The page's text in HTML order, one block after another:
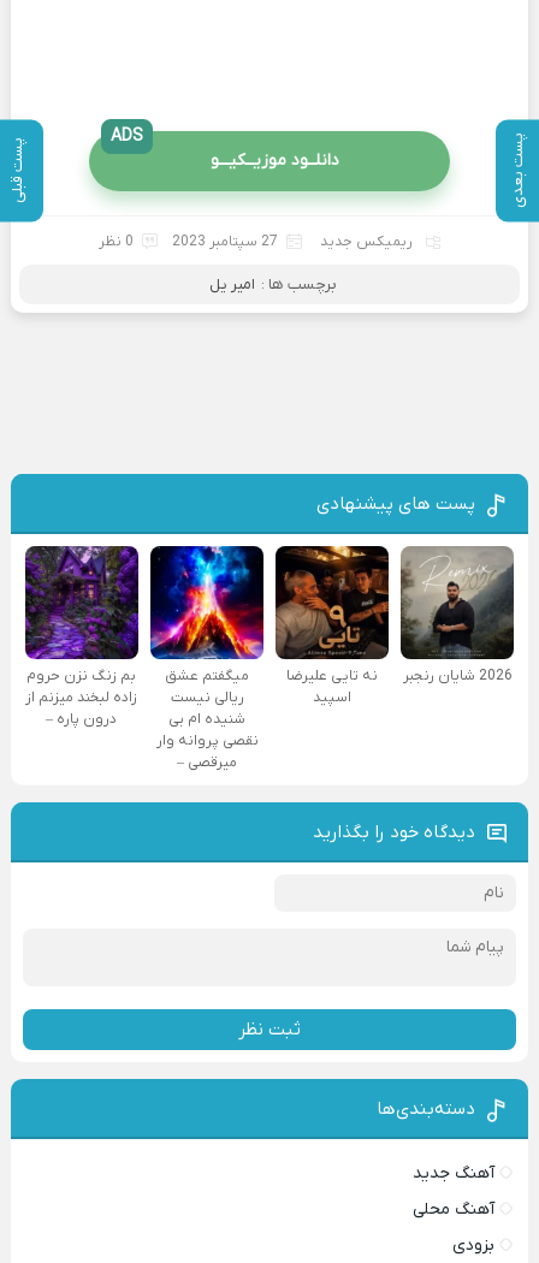
پست بعدی پست قبلی دانلــود موزیــکیـــو
ADS
ریمیکس جدید 27 سپتامبر 2023 0 نظر
برچسب ها : امیر یل
پست های پیشنهادی
2026 شایان رنجبر
نه تایی علیرضا
اسپید
میگفتم عشق
ریالی نیست
شنیده ام بی
نقصی پروانه وار
میرقصی –
بم زنگ نزن حروم
زاده لبخند میزنم از
درون پاره –
دیدگاه خود را بگذارید
ثبت نظر
دسته‌بندی‌ها
آهنگ جدید
آهنگ محلی
بزودی